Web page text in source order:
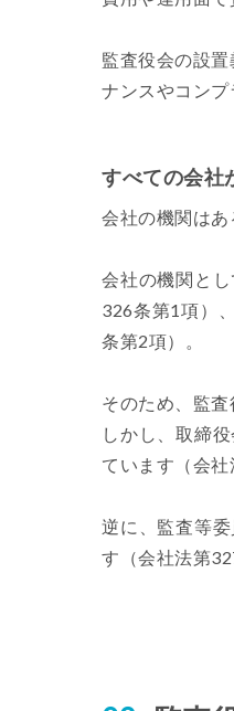
監査役会の設
ナンスやコンプ
すべての会社
会社の機関はあ
会社の機関と
326条第1項）
条第2項）。
そのため、監
しかし、取締
ています（会社
逆に、監査等
す（会社法第